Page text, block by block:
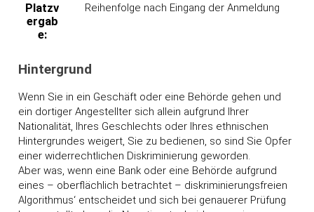
Platzv
ergab
e:
Reihenfolge nach Eingang der Anmeldung
Hintergrund
Wenn Sie in ein Geschäft oder eine Behörde gehen und
ein dortiger Angestellter sich allein aufgrund Ihrer
Nationalität, Ihres Geschlechts oder Ihres ethnischen
Hintergrundes weigert, Sie zu bedienen, so sind Sie Opfer
einer widerrechtlichen Diskriminierung geworden.
Aber was, wenn eine Bank oder eine Behörde aufgrund
eines – oberflächlich betrachtet – diskriminierungsfreien
Algorithmus‘ entscheidet und sich bei genauerer Prüfung